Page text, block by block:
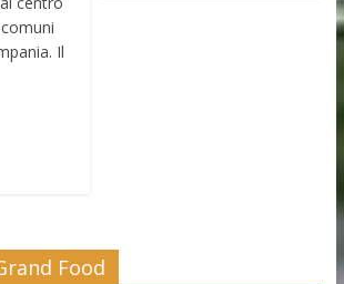
Il
Food